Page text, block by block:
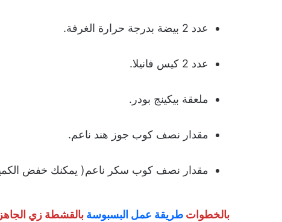
عدد 2 بيضة بدرجة حرارة الغرفة.
عدد 2 كيس فانيلا.
ملعقة بيكينج بودر.
مقدار نصف كوب جوز هند ناعم.
مقدار نصف كوب سكر ناعم( يمكنك خفض
بالخطوات طريقة عمل البسبوسة بالقشطة زي